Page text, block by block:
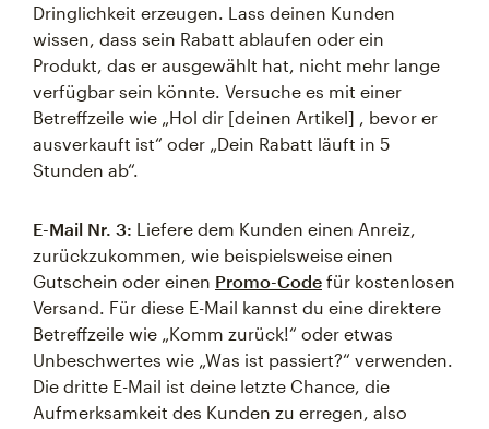
Dringlichkeit erzeugen. Lass deinen Kunden
wissen, dass sein Rabatt ablaufen oder ein
Produkt, das er ausgewählt hat, nicht mehr lange
verfügbar sein könnte. Versuche es mit einer
Betreffzeile wie „Hol dir [deinen Artikel] , bevor er
ausverkauft ist“ oder „Dein Rabatt läuft in 5
Stunden ab“.
E-Mail Nr. 3: Liefere dem Kunden einen Anreiz,
zurückzukommen, wie beispielsweise einen
Gutschein oder einen Promo-Code für kostenlosen
Versand. Für diese E-Mail kannst du eine direktere
Betreffzeile wie „Komm zurück!“ oder etwas
Unbeschwertes wie „Was ist passiert?“ verwenden.
Die dritte E-Mail ist deine letzte Chance, die
Aufmerksamkeit des Kunden zu erregen, also